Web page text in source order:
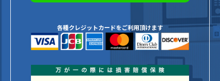
各種クレジットカードをご利用頂けます